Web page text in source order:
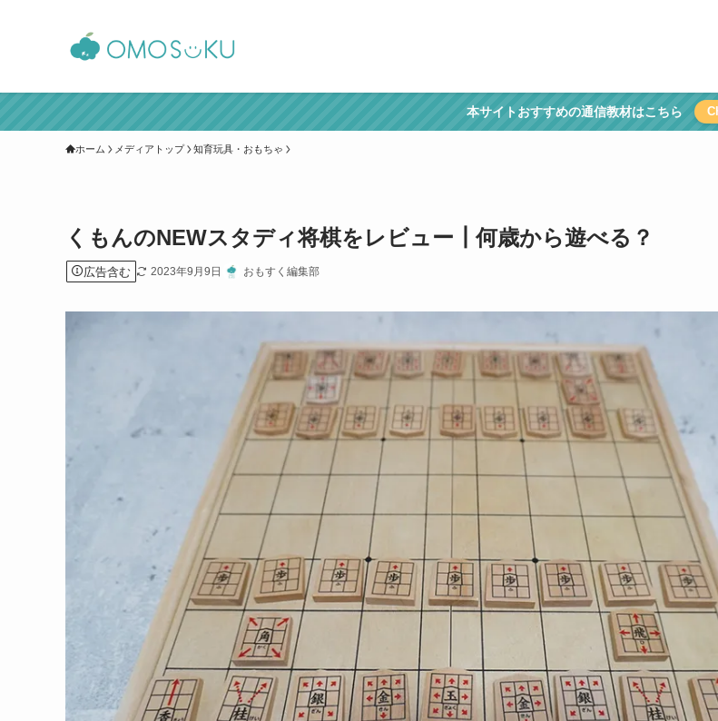
本サイトおすすめの通信教材はこちら
ホーム メディアトップ 知育玩具・おもちゃ
くもんのNEWスタディ将棋をレビュー┃何歳から遊べる？
広告含む 2023年9月9日 おもすく編集部